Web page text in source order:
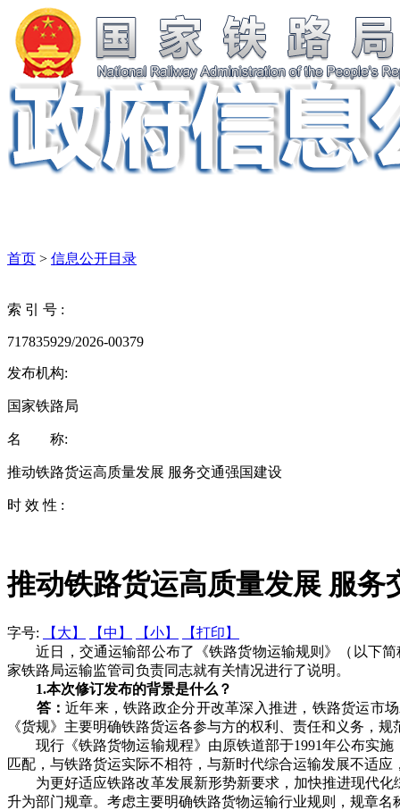
首页 > 信息公开目录
索 引 号 :
717835929/2026-00379
发布机构:
国家铁路局
名 称:
推动铁路货运高质量发展 服务交通强国建设
时 效 性 :
推动铁路货运高质量发展 服务
字号: 【大】 【中】 【小】
【打印】
近日，交通运输部公布了《铁路货物运输规则》（以下简
家铁路局运输监管司负责同志就有关情况进行了说明。
1.本次修订发布的背景是什么？
答：近年来，铁路政企分开改革深入推进，铁路货运市
《货规》主要明确铁路货运各参与方的权利、责任和义务，
现行《铁路货物运输规程》由原铁道部于1991年公布实施
匹配，与铁路货运实际不相符，与新时代综合运输发展不适
为更好适应铁路改革发展新形势新要求，加快推进现代化
升为部门规章。考虑主要明确铁路货物运输行业规则，规章